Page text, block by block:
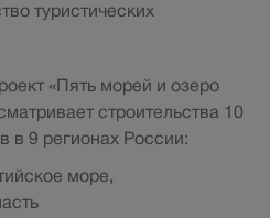
туристических
«Пять морей и озеро
строительства 10
в 9 регионах России:
море,